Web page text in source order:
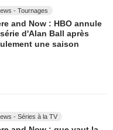
- Tournages
and Now : HBO annule
série d'Alan Ball après
une saison
- Séries à la TV